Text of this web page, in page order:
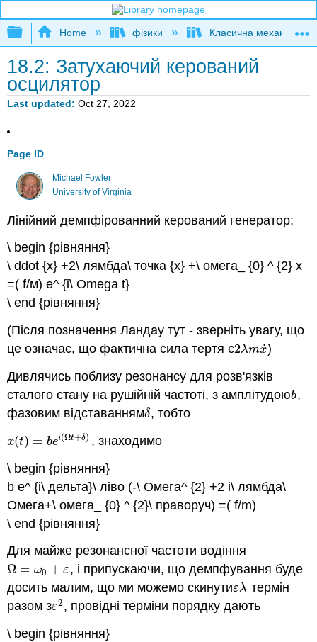
Expand/collapse global hierarchy
Home фізики Класична механіка
18.2: Затухаючий керований
осцилятор
Last updated Oct 27, 2022
Page ID
Michael Fowler
University of Virginia
Лінійний демпфірованний керований генератор:
\ begin {рівняння}
\ ddot {x} +2\ лямбда\ точка {x} +\ омега_ {0} ^ {2} x
=( f/м) e^ {i\ Omega t}
\ end {рівняння}
(Після позначення Ландау тут - зверніть увагу, що
це означає, що фактична сила тертя є2λmx
˙
2λmx˙)
Дивлячись поблизу резонансу для розв'язків
сталого стану на рушійній частоті, з амплітудоюb
b,
фазовим відставаннямδ
δ, тобто
x(t) = bei(Ωt+δ)
x(t)=bei(Ωt+δ) , знаходимо
\ begin {рівняння}
b e^ {i\ дельта}\ ліво (-\ Омега^ {2} +2 i\ лямбда\
Омега+\ омега_ {0} ^ {2}\ праворуч) =( f/m)
\ end {рівняння}
Для майже резонансної частоти водіння
Ω = ω0 + ε
Ω =ω0+ ε
, і припускаючи, що демпфування буде
досить малим, що ми можемо скинутиελ
ελ термін
разом зε2
ε2, провідні терміни порядку дають
\ begin {рівняння}